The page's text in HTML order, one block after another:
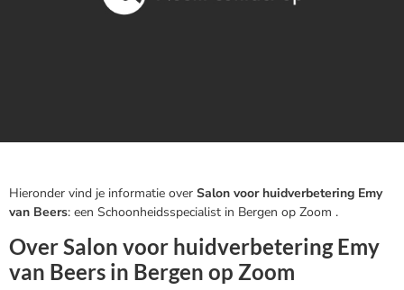
Hieronder vind je informatie over Salon voor huidverbetering Emy
van Beers: een Schoonheidsspecialist in Bergen op Zoom .
Over Salon voor huidverbetering Emy
van Beers in Bergen op Zoom